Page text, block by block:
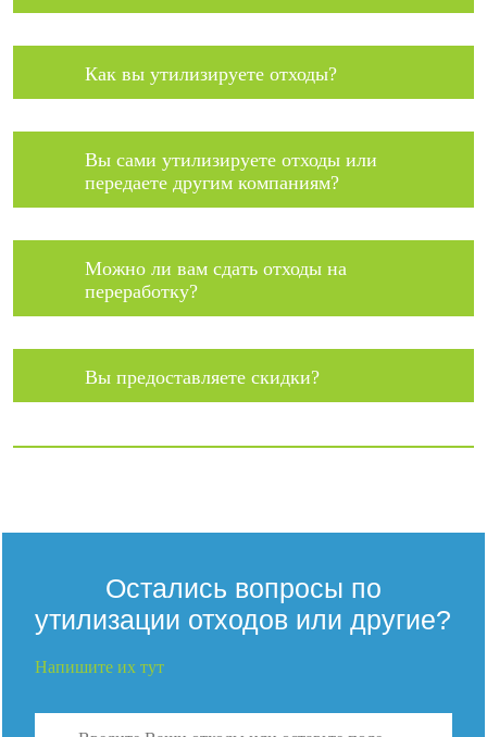
Как вы утилизируете отходы?
Вы сами утилизируете отходы или
передаете другим компаниям?
Можно ли вам сдать отходы на
переработку?
Вы предоставляете скидки?
Остались вопросы по
утилизации отходов или другие?
Напишите их тут